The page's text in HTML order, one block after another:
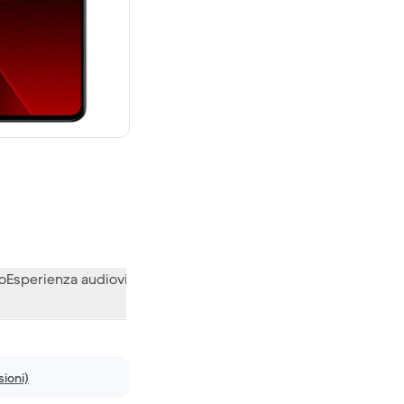
€ del nuovo
Esperienza audiovisiva